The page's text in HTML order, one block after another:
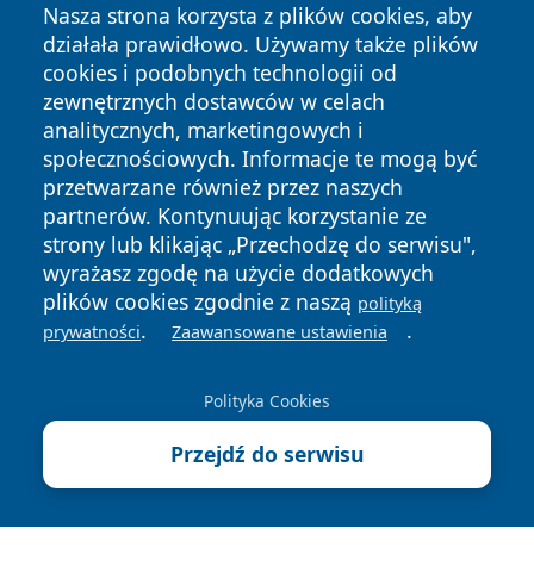
Nasza strona korzysta z plików cookies, aby
działała prawidłowo. Używamy także plików
cookies i podobnych technologii od
zewnętrznych dostawców w celach
analitycznych, marketingowych i
społecznościowych. Informacje te mogą być
przetwarzane również przez naszych
partnerów. Kontynuując korzystanie ze
strony lub klikając „Przechodzę do serwisu",
wyrażasz zgodę na użycie dodatkowych
plików cookies zgodnie z naszą polityką
prywatności. Zaawansowane ustawienia .
Polityka Cookies
Przejdź do serwisu
Copyright © 2026 oswieciminfo.pl Wszystkie prawa
zastrzeżone.
News Autorzy
Polityka
Prywatności
Polityka
Cookies